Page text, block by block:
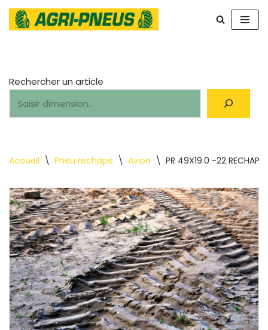
Aller
Accueil \ Pneu rechapé \ Avion \ PR 49X19.0 -22 RECHAPE
Rechercher un article